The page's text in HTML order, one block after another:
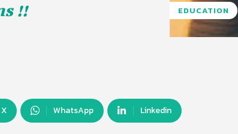
!!
EDUCATION
X WhatsApp Linkedin